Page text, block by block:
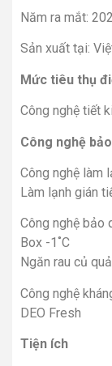
Năm ra mắt:
Sản xuất tại:
Mức tiêu thụ
Công nghệ tiết
Công nghệ
Công nghệ làm
Làm lạnh gián
Công nghệ bảo
Box -1˚C
Ngăn rau củ
Công nghệ
DEO Fresh
Tiện ích